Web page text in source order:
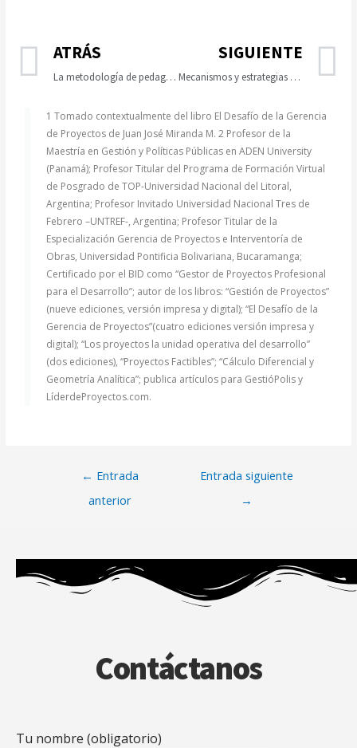
ATRÁS
La metodología de pedagogía lúdica en los proyectos sociales.
SIGUIENTE
Mecanismos y estrategias para la prevención del covid-19 a través de la Educación en salud.
1 Tomado contextualmente del libro El Desafío de la Gerencia
de Proyectos de Juan José Miranda M. 2 Profesor de la
Maestría en Gestión y Políticas Públicas en ADEN University
(Panamá); Profesor Titular del Programa de Formación Virtual
de Posgrado de TOP-Universidad Nacional del Litoral,
Argentina; Profesor Invitado Universidad Nacional Tres de
Febrero –UNTREF-, Argentina; Profesor Titular de la
Especialización Gerencia de Proyectos e Interventoría de
Obras, Universidad Pontificia Bolivariana, Bucaramanga;
Certificado por el BID como “Gestor de Proyectos Profesional
para el Desarrollo”; autor de los libros: “Gestión de Proyectos”
(nueve ediciones, versión impresa y digital); “El Desafío de la
Gerencia de Proyectos”(cuatro ediciones versión impresa y
digital); “Los proyectos la unidad operativa del desarrollo”
(dos ediciones), “Proyectos Factibles”; “Cálculo Diferencial y
Geometría Analítica”; publica artículos para GestióPolis y
LíderdeProyectos.com.
← Entrada
anterior
Entrada siguiente
→
Contáctanos
Tu nombre (obligatorio)